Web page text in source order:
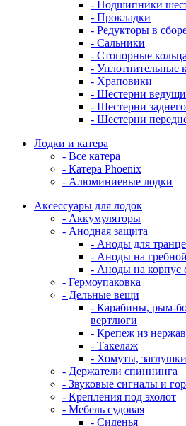
- Подшипники
- Прокладки
- Редукторы в
- Сальники
- Стопорные кольца
- Уплотнительные
- Храповики
- Шестерни
- Шестерни
- Шестерни
Лодки и катера
- Все катера
- Катера Phoenix
- Алюминиевые лодки
Аксессуары для лодок
- Аккумуляторы
- Анодная защита
- Аноды для
- Аноды на
- Аноды на корпус
- Гермоупаковка
- Дельные вещи
- Карабины, рым-
вертлюги
- Крепеж из
- Такелаж
- Хомуты,
- Держатели спиннинга
- Звуковые сигналы и
- Крепления под эхолот
- Мебель судовая
- Сиденья